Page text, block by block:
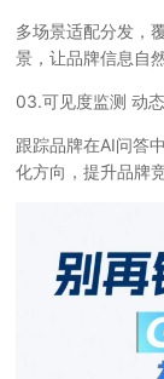
多场景适配分发，
景，让品牌信息自
03.可见度监测 动
跟踪品牌在AI问答
化方向，提升品牌